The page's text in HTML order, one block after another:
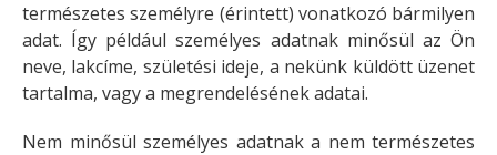
természetes személyre (érintett) vonatkozó bármilyen
adat. Így például személyes adatnak minősül az Ön
neve, lakcíme, születési ideje, a nekünk küldött üzenet
tartalma, vagy a megrendelésének adatai.
Nem minősül személyes adatnak a nem természetes